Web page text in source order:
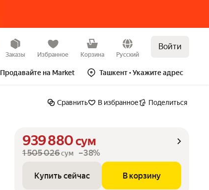
Заказы Избранное Корзина Русский
Войти
Продавайте на Market Ташкент• Укажите адрес
Сравнить В избранное Поделиться
939 880сум
1 505 026сум –38%
Купить сейчас В корзину
Купить сейчас В корзину